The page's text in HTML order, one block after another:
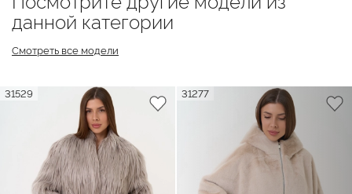
данной категории
Смотреть все модели
31529 31277